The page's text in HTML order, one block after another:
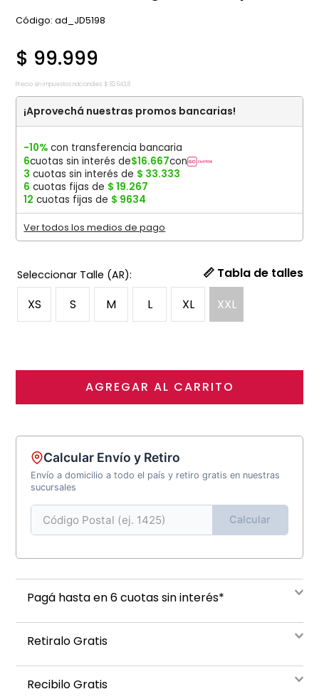
:ad_JD5198
$ 99.999
Precio sin impuestos nacionales: $ 82.643,8
¡Aprovechá nuestras promos bancarias!
-10% con transferencia bancaria
6cuotas sin interés de$16.667con
3 cuotas sin interés de $ 33.333
6 cuotas fijas de $ 19.267
12 cuotas fijas de $ 9634
Ver todos los medios de pago
S L
M XL
XS XXL
📏 Tabla de talles
AGREGAR AL CARRITO
Calcular Envío y Retiro
Envío a domicilio a todo el país y retiro gratis en nuestras
sucursales
Calcular
Pagá hasta en 6 cuotas sin interés*
Retiralo Gratis
Recibilo Gratis